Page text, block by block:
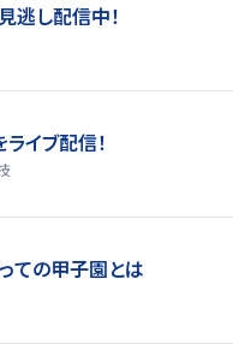
逃し配信中！
イブ配信！
ての甲子園とは